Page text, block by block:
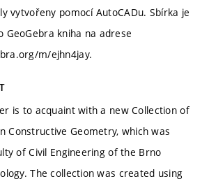
vytvořeny pomocí AutoCADu. Sbírka je
GeoGebra kniha na adrese
m/ejhn4jay.
is to acquaint with a new Collection of
Constructive Geometry, which was
of Civil Engineering of the Brno
The collection was created using